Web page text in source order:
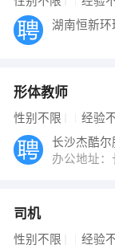
湖南恒新环
形体教师
性别不限 经验
长沙杰酷尔
办公地址
司机
性别不限 经验